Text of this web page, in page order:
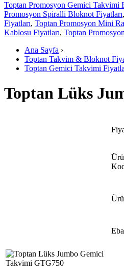
Toptan Promosyon Gemici Takvimi
Promosyon Spiralli Bloknot Fiyatları,
Fiyatları, Toptan Promosyon Mini
Kablosu Fiyatları, Toptan
Ana Sayfa ›
Toptan Takvim & Bloknot
Toptan Gemici Takvimi
Toptan Lüks